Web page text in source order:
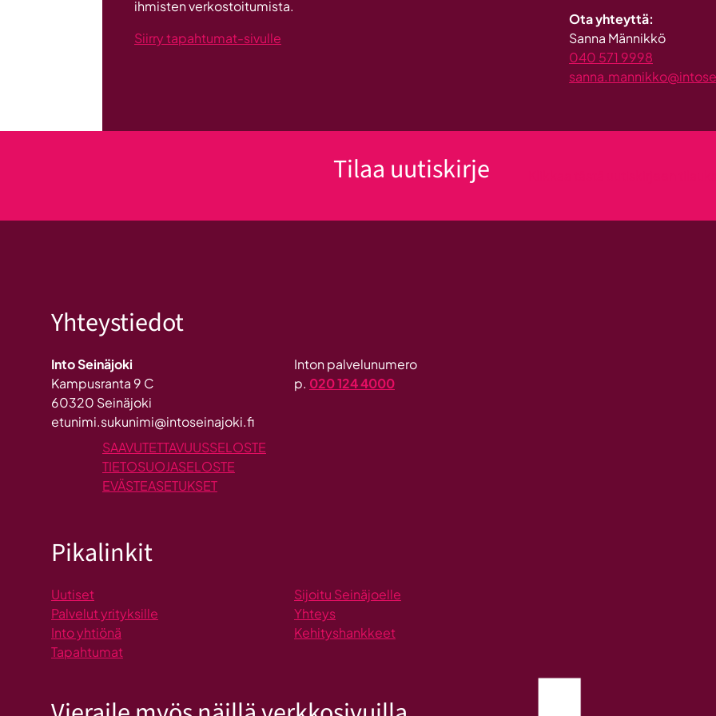
ihmisten verkostoitumista.
Siirry tapahtumat-sivulle
Ota yhteyttä:
Sanna Männikkö
040 571 9998
Tilaa uutiskirje
Yhteystiedot
Into Seinäjoki
Kampusranta 9 C
60320 Seinäjoki
etunimi.sukunimi@intoseinajoki.fi
Inton palvelunumero
p. 020 124 4000
SAAVUTETTAVUUSSELOSTE
TIETOSUOJASELOSTE
EVÄSTEASETUKSET
Pikalinkit
Uutiset
Palvelut yrityksille
Into yhtiönä
Tapahtumat
Sijoitu Seinäjoelle
Yhteys
Kehityshankkeet